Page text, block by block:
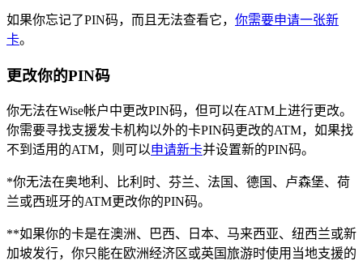
如果你忘记了PIN码，而且无法查看它， 你需要申请一张新
卡。
更改你的PIN码
你无法在Wise帐户中更改PIN码，但可以在ATM上进行更改。
你需要寻找支援发卡机构以外的卡PIN码更改的ATM，如果找
不到适用的ATM，则可以申请新卡并设置新的PIN码。
*你无法在奥地利、比利时、芬兰、法国、德国、卢森堡、荷
兰或西班牙的ATM更改你的PIN码。
**如果你的卡是在澳洲、巴西、日本、马来西亚、纽西兰或新
加坡发行，你只能在欧洲经济区或英国旅游时使用当地支援的